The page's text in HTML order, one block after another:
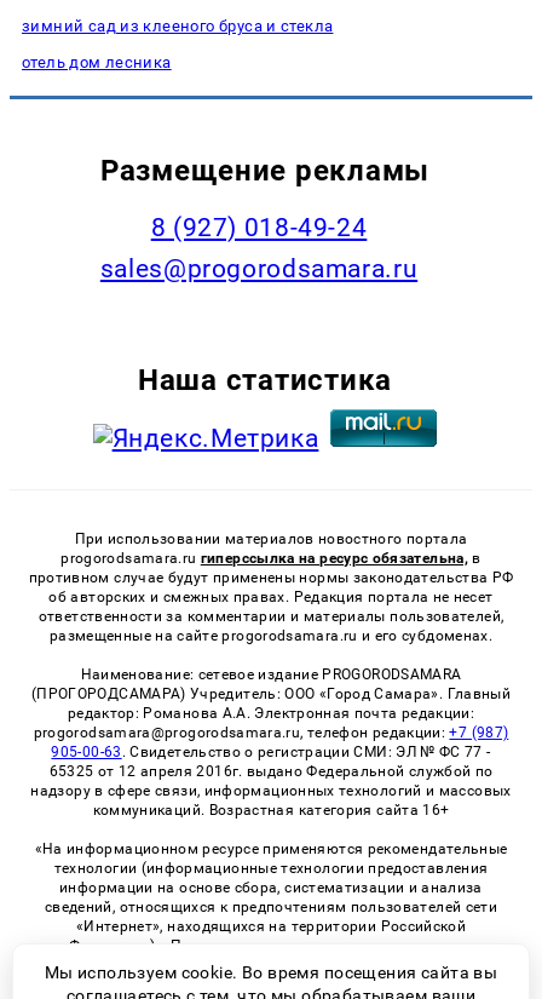
зимний сад из клееного бруса и стекла
отель дом лесника
Размещение рекламы
8 (927) 018-49-24
sales@progorodsamara.ru
Наша статистика
При использовании материалов новостного портала
progorodsamara.ru гиперссылка на ресурс обязательна, в
противном случае будут применены нормы законодательства РФ
об авторских и смежных правах. Редакция портала не несет
ответственности за комментарии и материалы пользователей,
размещенные на сайте progorodsamara.ru и его субдоменах.
Наименование: сетевое издание PROGORODSAMARA
(ПРОГОРОДСАМАРА) Учредитель: ООО «Город Самара». Главный
редактор: Романова А.А. Электронная почта редакции:
progorodsamara@progorodsamara.ru, телефон редакции:+7 (987)
905-00-63 . Свидетельство о регистрации СМИ: ЭЛ № ФС 77 -
65325 от 12 апреля 2016г. выдано Федеральной службой по
надзору в сфере связи, информационных технологий и массовых
коммуникаций. Возрастная категория сайта 16+
«На информационном ресурсе применяются рекомендательные
технологии (информационные технологии предоставления
информации на основе сбора, систематизации и анализа
сведений, относящихся к предпочтениям пользователей сети
«Интернет», находящихся на территории Российской
Федерации)». Правила применения рекомендательных
технологий в виджетах рекламно-обменной сети
«СМИ2» (PDF)
Мы используем cookie. Во время посещения сайта вы